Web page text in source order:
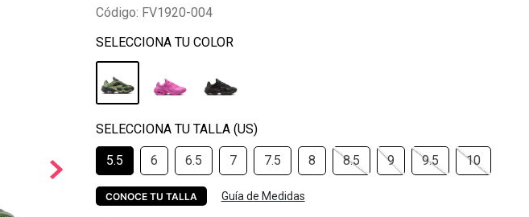
Código: FV1920-004
5.5 6 6.5 7 7.5 8 8.5 9 9.5 10
CONOCE TU TALLA Guía de Medidas